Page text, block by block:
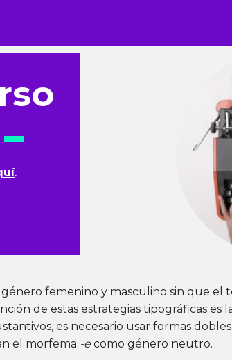
.
femenino y masculino sin que
de estas estrategias tipográficas es
es necesario usar formas
el morfema -e como género neutro.